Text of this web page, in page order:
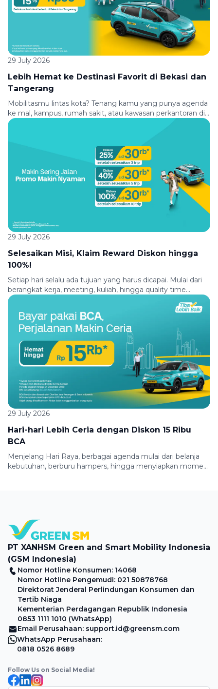
29 July 2026
Lebih Hemat ke Destinasi Favorit di Bekasi dan
Tangerang
Mobilitasmu lintas kota? Tenang kamu yang punya agenda
ke mal, kampus, rumah sakit, atau kawasan perkantoran di
Bekasi dan Tangerang, sekarang perjalananmu jadi lebih
menggunakan Green SM. Baik untuk berangkat kerja,
kuliah, belanja, meeting, maupun kontrol kesehatan, Green
SM siap mengantarkanmu […]
29 July 2026
Selesaikan Misi, Klaim Reward Diskon hingga
100%!
Setiap hari selalu ada tujuan yang harus dicapai. Mulai dari
berangkat kerja, meeting, kuliah, hingga quality time
bersama teman atau keluarga, semuanya membutuhkan
perjalanan yang nyaman. Biar setiap perjalanan jadi makin
seru, Green SM menghadirkan promo pilihan. Makin sering
kamu jalan bareng Green SM, makin nyaman promo yang
kamu dapatkan. Cukup selesaikan misi perjalananmu dan
29 July 2026
Hari-hari Lebih Ceria dengan Diskon 15 Ribu
BCA
Menjelang Hari Raya, berbagai agenda mulai dari belanja
kebutuhan, berburu hampers, hingga menyiapkan momen
BCA Credit Card Mastercard Globe dan BCA Credit […]
PT XANHSM Green and Smart Mobility Indonesia
(GSM Indonesia)
Nomor Hotline Konsumen: 14068
Nomor Hotline Pengemudi: 021 50878768
Direktorat Jenderal Perlindungan Konsumen dan
Tertib Niaga
Kementerian Perdagangan Republik Indonesia
0853 1111 1010 (WhatsApp)
Email Perusahaan: support.id@greensm.com
WhatsApp Perusahaan:
0818 0526 8689
Follow Us on Social Media!